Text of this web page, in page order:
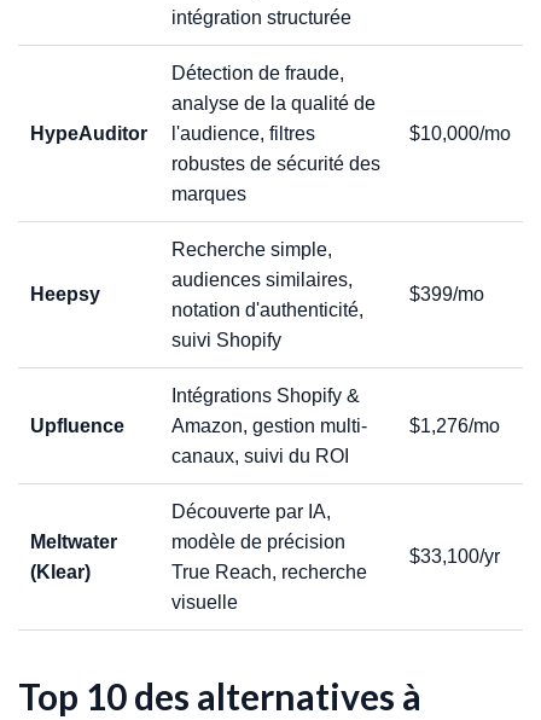
intégration structurée
HypeAuditor
Détection de fraude,
analyse de la qualité de
l'audience, filtres
robustes de sécurité des
marques
$10,000/mo
Heepsy
Recherche simple,
audiences similaires,
notation d'authenticité,
suivi Shopify
$399/mo
Upfluence
Intégrations Shopify &
Amazon, gestion multi-
canaux, suivi du ROI
$1,276/mo
Meltwater
(Klear)
Découverte par IA,
modèle de précision
True Reach, recherche
visuelle
$33,100/yr
Top 10 des alternatives à